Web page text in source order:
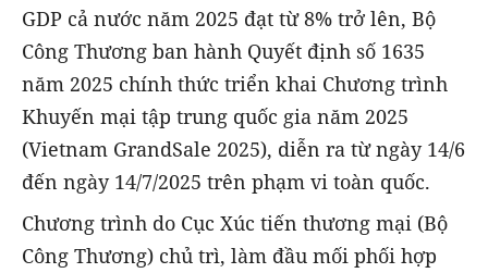
GDP cả nước năm 2025 đạt từ 8% trở lên, Bộ
Công Thương ban hành Quyết định số 1635
năm 2025 chính thức triển khai Chương trình
Khuyến mại tập trung quốc gia năm 2025
(Vietnam GrandSale 2025), diễn ra từ ngày 14/6
đến ngày 14/7/2025 trên phạm vi toàn quốc.
Chương trình do Cục Xúc tiến thương mại (Bộ
Công Thương) chủ trì, làm đầu mối phối hợp